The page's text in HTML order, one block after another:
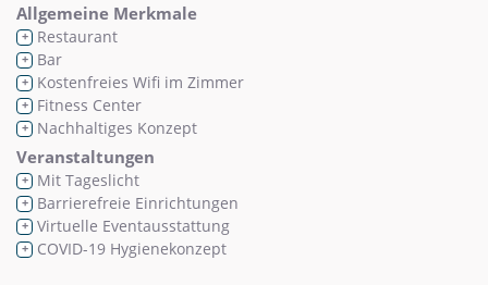
Allgemeine Merkmale
+ Restaurant
+ Bar
+ Kostenfreies Wifi im Zimmer
+ Fitness Center
+ Nachhaltiges Konzept
Veranstaltungen
+ Mit Tageslicht
+ Barrierefreie Einrichtungen
+ Virtuelle Eventausstattung
+ COVID-19 Hygienekonzept